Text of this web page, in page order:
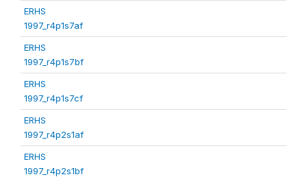
ERHS
1997_r4p1s7af
ERHS
1997_r4p1s7bf
ERHS
1997_r4p1s7cf
ERHS
1997_r4p2s1af
ERHS
1997_r4p2s1bf